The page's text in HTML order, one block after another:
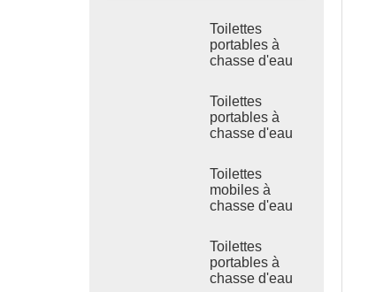
Toilettes
portables à
chasse d'eau
à déchets TPT-
H14B 410L,
montées sur
châssis en
chantier
Toilettes
portables à
chasse d'eau
réservoir à
déchets de 410
L, toilettes
d'extérieur en
Toilettes
mobiles à
chasse d'eau
la construction
de sanitaires
Toilettes
portables à
chasse d'eau